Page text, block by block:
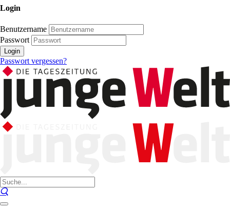
Login
Benutzername
Passwort
Login
Passwort vergessen?